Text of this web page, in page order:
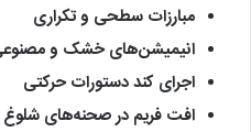
مبارزات سطحی و تکراری
انیمیشن‌های خشک و
اجرای کند دستورات حرکتی
افت فریم در صحنه‌های